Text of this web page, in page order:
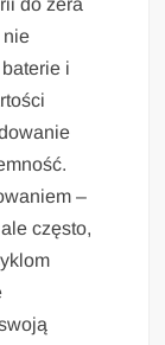
do zera
nie
i
–
często,